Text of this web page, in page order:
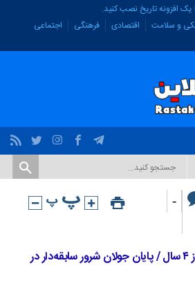
یک افزونه تاریخ نصب کنید.
و سلامت اقتصادی فرهنگی
اجتماعی
-
شکار قاتل فراری پس از ۴ سال / پایان جولان شرور سابقه‌دار در